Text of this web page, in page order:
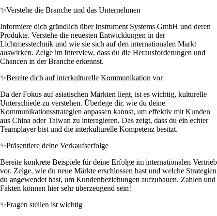
✨Verstehe die Branche und das Unternehmen
Informiere dich gründlich über Instrument Systems GmbH und deren
Produkte. Verstehe die neuesten Entwicklungen in der
Lichtmesstechnik und wie sie sich auf den internationalen Markt
auswirken. Zeige im Interview, dass du die Herausforderungen und
Chancen in der Branche erkennst.
✨Bereite dich auf interkulturelle Kommunikation vor
Da der Fokus auf asiatischen Märkten liegt, ist es wichtig, kulturelle
Unterschiede zu verstehen. Überlege dir, wie du deine
Kommunikationsstrategien anpassen kannst, um effektiv mit Kunden
aus China oder Taiwan zu interagieren. Das zeigt, dass du ein echter
Teamplayer bist und die interkulturelle Kompetenz besitzt.
✨Präsentiere deine Verkaufserfolge
Bereite konkrete Beispiele für deine Erfolge im internationalen Vertrieb
vor. Zeige, wie du neue Märkte erschlossen hast und welche Strategien
du angewendet hast, um Kundenbeziehungen aufzubauen. Zahlen und
Fakten können hier sehr überzeugend sein!
✨Fragen stellen ist wichtig